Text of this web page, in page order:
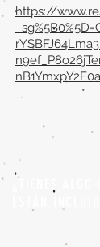
https://
¿TIENES